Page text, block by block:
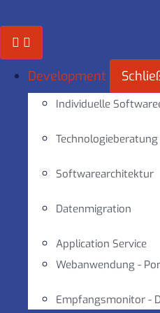
Inhalt
springen
Development
Individuelle
Technologieberatung
Softwarearchitektur
Datenmigration
Application Service
Webanwendung -
Empfangsmonitor -